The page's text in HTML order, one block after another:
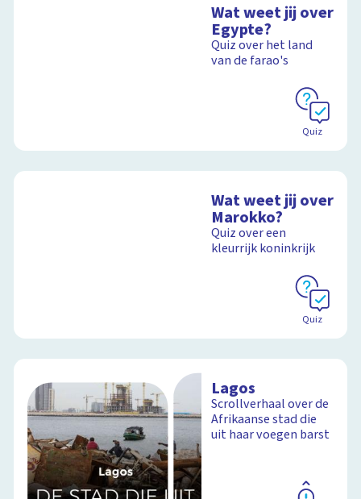
Wat weet jij over
Egypte?
Quiz over het land
van de farao's
Quiz
Wat weet jij over
Marokko?
Quiz over een
kleurrijk koninkrijk
Quiz
Lagos
Scrollverhaal over de
Afrikaanse stad die
uit haar voegen barst